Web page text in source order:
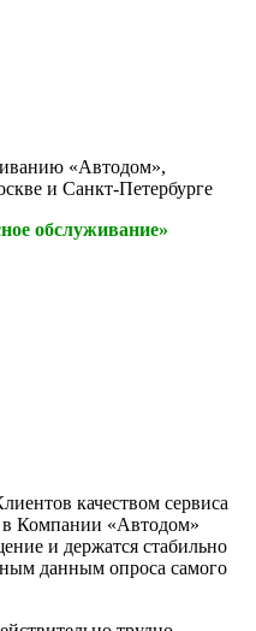
«Автодом»,
и Санкт-Петербурге
обслуживание»
качеством сервиса
в Компании «Автодом»
и держатся стабильно
данным опроса самого